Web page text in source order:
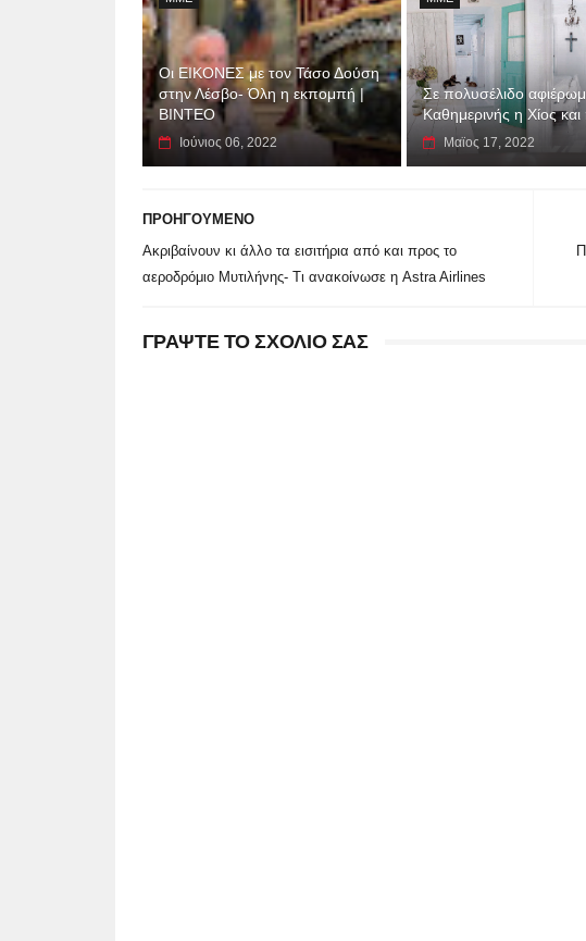
Οι ΕΙΚΟΝΕΣ με τον Τάσο Δούση
στην Λέσβο- Όλη η εκπομπή |
ΒΙΝΤΕΟ
Ιούνιος 06, 2022
Σε πολυσέλιδο
Καθημερινής η Χίος
Μαϊος 17, 2022
ΠΡΟΗΓΟΥΜΕΝΟ
Ακριβαίνουν κι άλλο τα εισιτήρια από και προς το
αεροδρόμιο Μυτιλήνης- Τι ανακοίνωσε η Astra Airlines
ΓΡΑΨΤΕ ΤΟ ΣΧΟΛΙΟ ΣΑΣ